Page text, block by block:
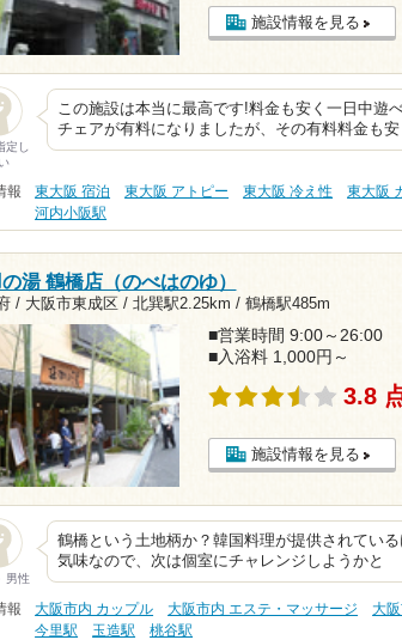
施設情報を見る
し
この施設は本当に最高です!料金も安く一日中遊
チェアが有料になりましたが、その有料料金も
報 東大阪 宿泊 東大阪 アトピー 東大阪 冷え性 東大阪
河内小阪駅
湯 鶴橋店（のべはのゆ）
/ 大阪市東成区 / 北巽駅2.25km / 鶴橋駅485m
■営業時間 9:00～26:00
■入浴料 1,000円～
3.8
施設情報を見る
男性
鶴橋という土地柄か？韓国料理が提供されてい
気味なので、次は個室にチャレンジしようかと
報 大阪市内 カップル 大阪市内 エステ・マッサージ 大
今里駅
玉造駅 桃谷駅